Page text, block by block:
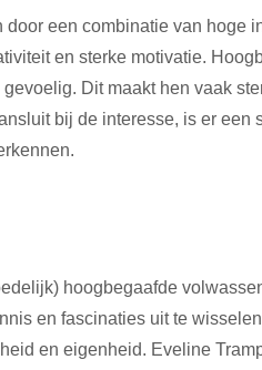
door een combinatie van hoge
en sterke motivatie.
Dit maakt hen vaak
bij de interesse, is er een
hoogbegaafde
en fascinaties uit te
en eigenheid. Eveline